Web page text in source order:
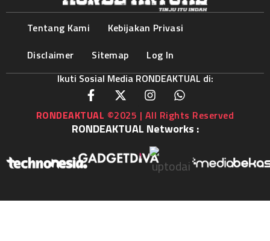
Tentang Kami
Kebijakan Privasi
Disclaimer
Sitemap
Log In
Ikuti Sosial Media RONDEAKTUAL di:
RONDEAKTUAL ©2025 | All Rights Reserved
RONDEAKTUAL Networks :